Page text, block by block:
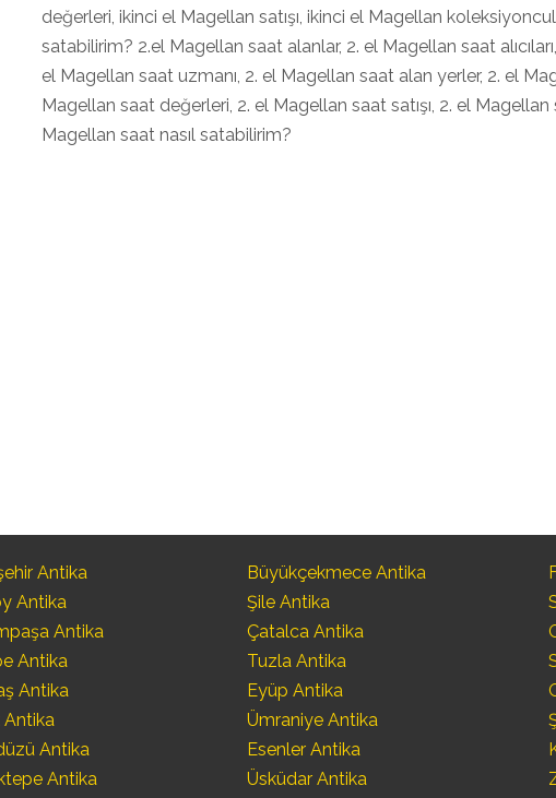
değerleri, ikinci el Magellan satışı, ikinci el Magellan
satabilirim? 2.el Magellan saat alanlar, 2. el Magellan saat
el Magellan saat uzmanı, 2. el Magellan saat alan yerler, 2. el
Magellan saat değerleri, 2. el Magellan saat satışı, 2. el
Magellan saat nasıl satabilirim?
Antika
Antika
Antika
Antika
Antika
Antika
Antika
Antika
Büyükçekmece Antika
Şile Antika
Çatalca Antika
Tuzla Antika
Eyüp Antika
Ümraniye Antika
Esenler Antika
Üsküdar Antika